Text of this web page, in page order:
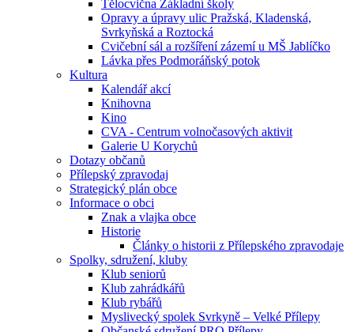
Tělocvična Základní školy
Opravy a úpravy ulic Pražská, Kladenská,
Svrkyňská a Roztocká
Cvičební sál a rozšíření zázemí u MŠ Jablíčko
Lávka přes Podmoráňský potok
Kultura
Kalendář akcí
Knihovna
Kino
CVA - Centrum volnočasových aktivit
Galerie U Korychů
Dotazy občanů
Přílepský zpravodaj
Strategický plán obce
Informace o obci
Znak a vlajka obce
Historie
Články o historii z Přílepského zpravodaje
Spolky, sdružení, kluby
Klub seniorů
Klub zahrádkářů
Klub rybářů
Myslivecký spolek Svrkyně – Velké Přílepy